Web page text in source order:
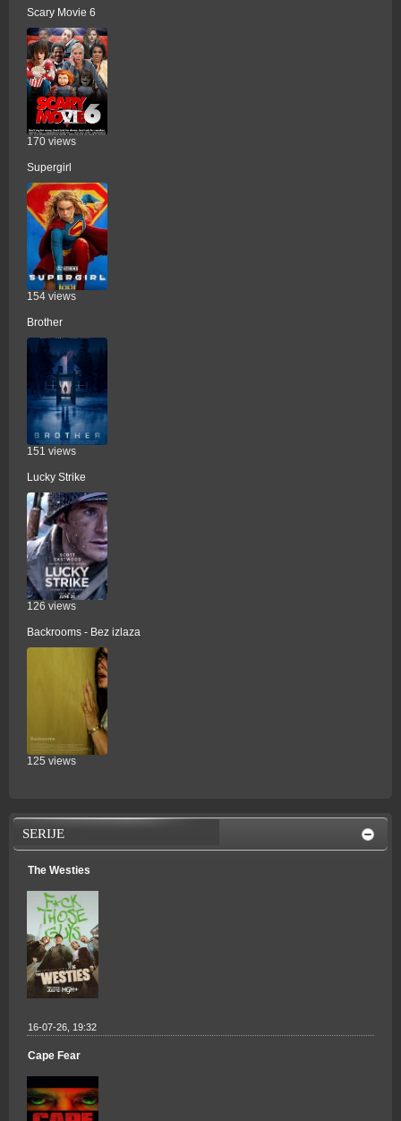
Scary Movie 6
170 views
Supergirl
154 views
Brother
151 views
Lucky Strike
126 views
Backrooms - Bez izlaza
125 views
SERIJE
The Westies
16-07-26, 19:32
Cape Fear